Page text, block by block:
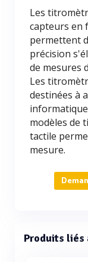
Les
capteurs en
permettent
précision
de mesures
Les
destinées à
modèles de
tactile
mesure.
Produits liés